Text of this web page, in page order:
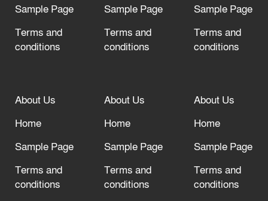
Sample Page
Terms and
conditions
Sample Page
Terms and
conditions
Sample Page
Terms and
conditions
About Us
Home
Sample Page
Terms and
conditions
About Us
Home
Sample Page
Terms and
conditions
About Us
Home
Sample Page
Terms and
conditions